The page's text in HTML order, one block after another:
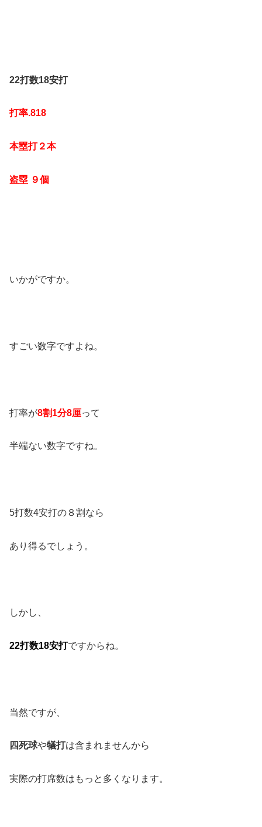
22打数18安打
打率.818
本塁打２本
盗塁 ９個
いかがですか。
すごい数字ですよね。
打率が8割1分8厘って
半端ない数字ですね。
5打数4安打の８割なら
あり得るでしょう。
しかし、
22打数18安打ですからね。
当然ですが、
四死球や犠打は含まれませんから
実際の打席数はもっと多くなります。